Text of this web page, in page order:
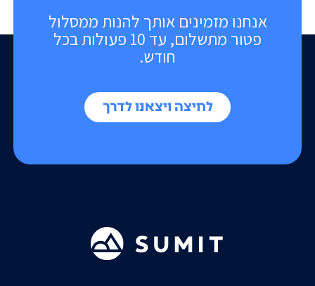
אנחנו מזמינים אותך להנות ממסלול
פטור מתשלום, עד 10 פעולות בכל
חודש.
לחיצה ויצאנו לדרך